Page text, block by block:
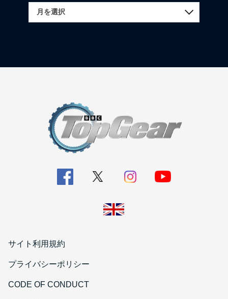
サイト利用規約
プライバシーポリシー
CODE OF CONDUCT